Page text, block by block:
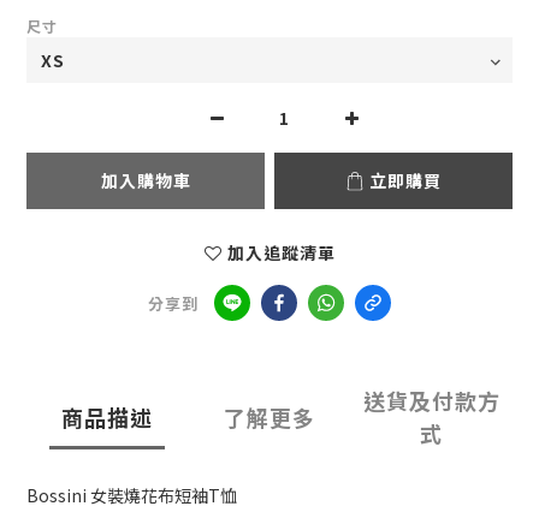
尺寸
加入購物車 立即購買
加入追蹤清單
分享到
商品描述 了解更多
送貨及付款方
式
Bossini 女裝燒花布短袖T恤